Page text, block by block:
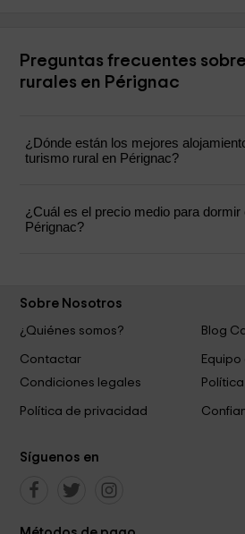
Preguntas frecuentes
rurales en Pérignac
¿Dónde están los mejores
turismo rural en Pérignac?
¿Cuál es el precio medio para dormir
Pérignac?
Sobre Nosotros
¿Quiénes somos?
Blog
Contactar
Equipo
Condiciones legales
Política de privacidad
Síguenos en